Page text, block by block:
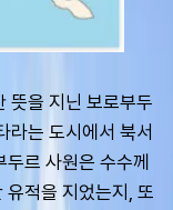
뜻을 지닌 보로부두
라는 도시에서 북서
르 사원은 수수께
유적을 지었는지, 또